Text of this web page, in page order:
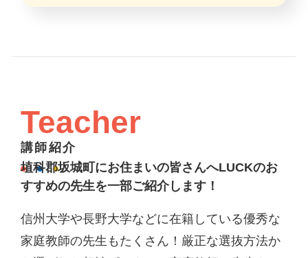
Teacher
講師紹介
埴科郡坂城町にお住まいの皆さんへLUCKのお
すすめの先生を一部ご紹介します！
信州大学や長野大学などに在籍している優秀な
家庭教師の先生もたくさん！厳正な選抜方法か